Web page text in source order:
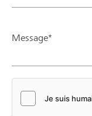
Message*